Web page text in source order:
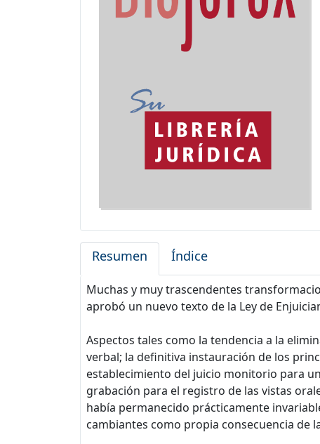
Resumen Índice
Muchas y muy trascendentes
aprobó un nuevo texto de la Ley de
Aspectos tales como la tendencia a la
verbal; la definitiva instauración de los
establecimiento del juicio monitorio para
grabación para el registro de las vistas
había permanecido prácticamente
cambiantes como propia consecuencia de